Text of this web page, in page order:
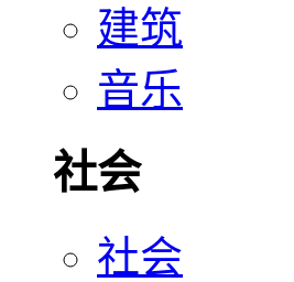
建筑
音乐
社会
社会